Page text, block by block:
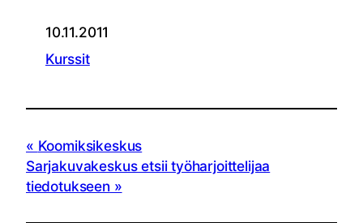
10.11.2011
Kurssit
Koomiksikeskus
Sarjakuvakeskus etsii työharjoittelijaa
tiedotukseen